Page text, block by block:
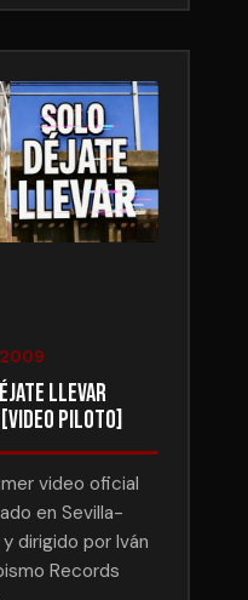
2009
llevar
PILOTO]
video oficial
en Sevilla-
dirigido por Iván
Records